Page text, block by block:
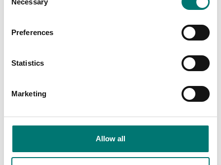
Selection
Necessary
Preferences
Statistics
Marketing
Allow all
Längdmått 15-210 cm
till Wunder W1090
Väska till Wunder
W1090 personvåg
Related pages